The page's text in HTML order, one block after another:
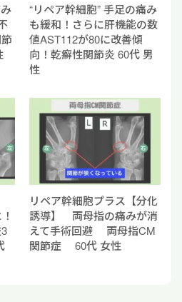
“リペア幹細胞” 手足の痛み
も緩和！さらに肝機能の数
値AST112が80に改善傾
向！乾癬性関節炎 60代 男
性
リペア幹細胞プラス【分化
誘導】 両母指の痛みが消
えて手術回避 両母指CM
関節症 60代 女性